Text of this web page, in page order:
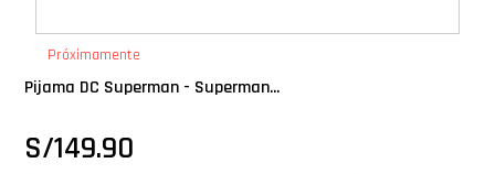
Exclusivos
Gift Cards
Llaveros Pop
Próximamente
Pijama DC Superman - Superman...
S/149.90